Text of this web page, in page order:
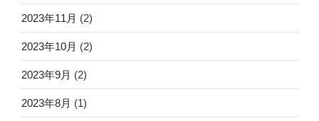
2023年11月 (2)
2023年10月 (2)
2023年9月 (2)
2023年8月 (1)